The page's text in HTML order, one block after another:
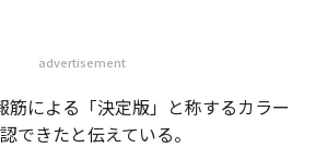
advertisement
による「決定版」と称するカラー
できたと伝えている。